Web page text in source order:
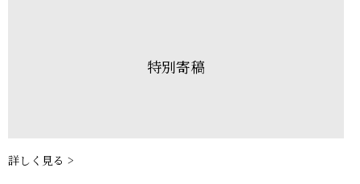
特別寄稿
詳しく見る >